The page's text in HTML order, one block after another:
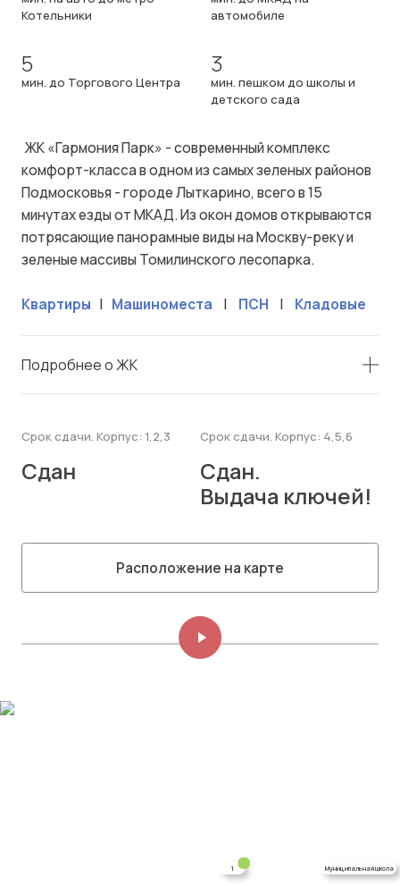
Котельники
автомобиле
5
мин. до Торгового Центра
3
мин. пешком до школы и
детского сада
ЖК «Гармония Парк» - современный комплекс
комфорт-класса в одном из самых зеленых районов
Подмосковья - городе Лыткарино, всего в 15
минутах езды от МКАД. Из окон домов открываются
потрясающие панорамные виды на Москву-реку и
зеленые массивы Томилинского лесопарка.
Квартиры | Машиноместа | ПСН | Кладовые
Подробнее о ЖК
Срок сдачи. Корпус: 1,2,3
Сдан
Срок сдачи. Корпус: 4,5,6
Сдан.
Выдача ключей!
Расположение на карте
Муниципальная школа
1